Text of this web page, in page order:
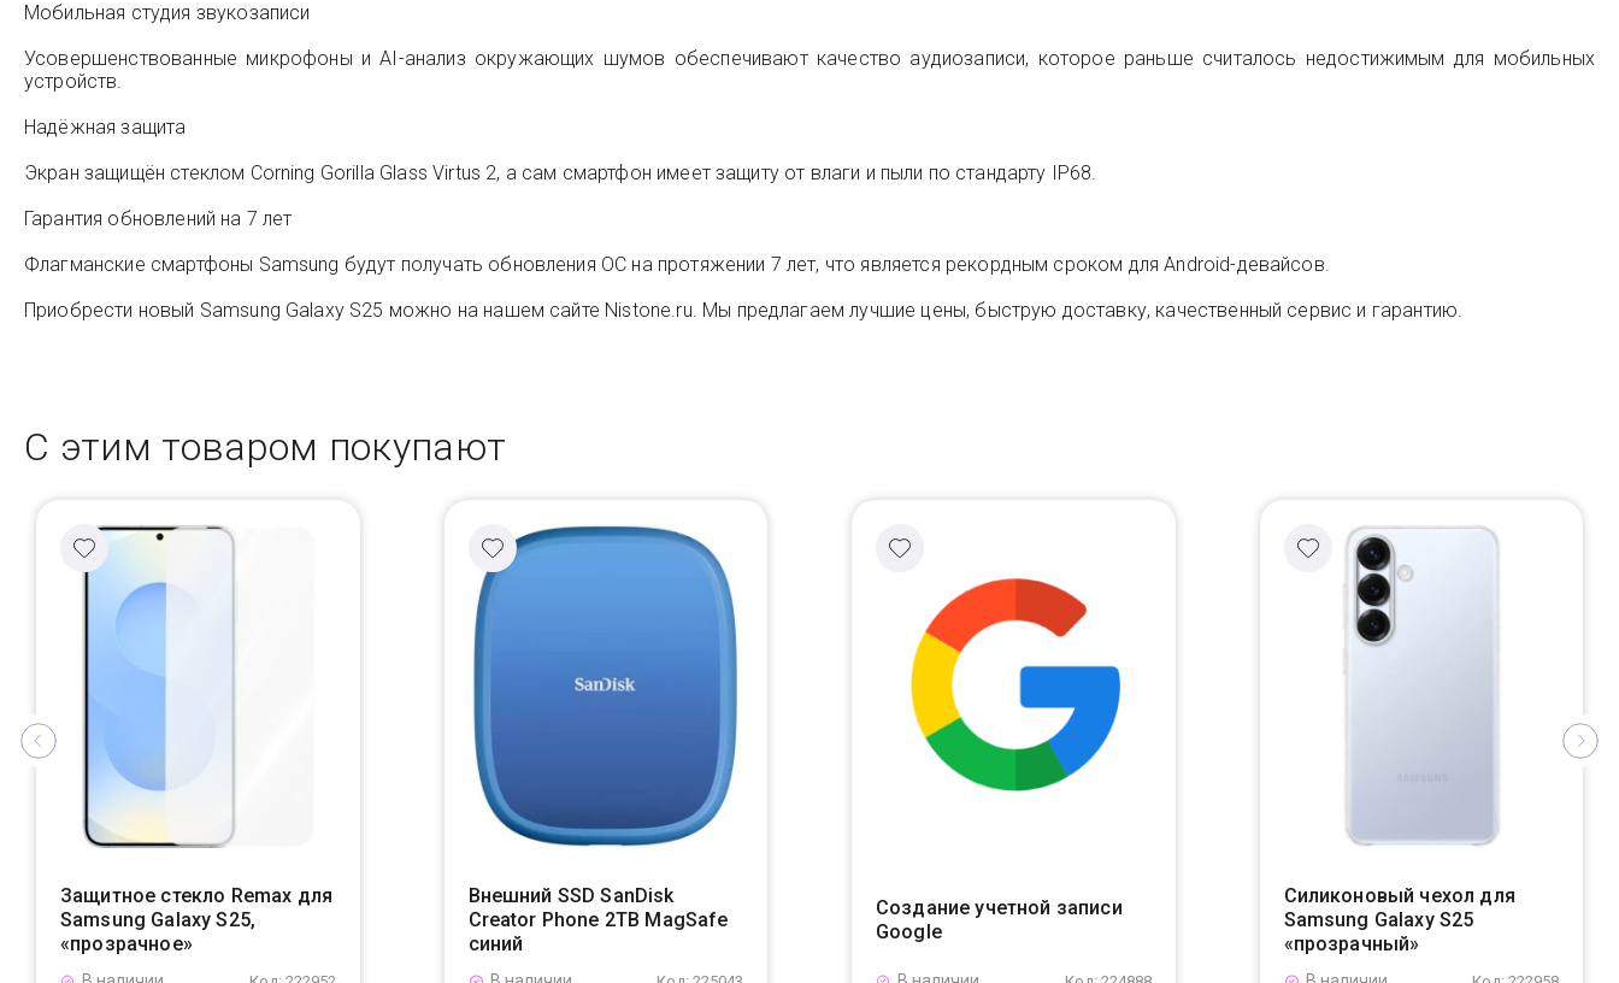
Мобильная студия звукозаписи
Усовершенствованные микрофоны и AI-анализ окружающих шумов обеспечивают качество аудиозаписи, которое раньше считалось недостижимым для мобильных
устройств.
Надёжная защита
Экран защищён стеклом Corning Gorilla Glass Virtus 2, а сам смартфон имеет защиту от влаги и пыли по стандарту IP68.
Гарантия обновлений на 7 лет
Флагманские смартфоны Samsung будут получать обновления ОС на протяжении 7 лет, что является рекордным сроком для Android-девайсов.
Приобрести новый Samsung Galaxy S25 можно на нашем сайте Nistone.ru. Мы предлагаем лучшие цены, быструю доставку, качественный сервис и гарантию.
С этим товаром покупают
Защитное стекло Remax для
Samsung Galaxy S25,
«прозрачное»
Внешний SSD SanDisk
Creator Phone 2TB MagSafe
синий
Создание учетной записи
Google
Силиконовый чехол для
Samsung Galaxy S25
«прозрачный»